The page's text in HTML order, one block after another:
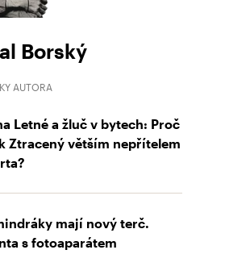
Borský
AUTORA
Letné a žluč v bytech: Proč
Ztracený větším nepřítelem
mají nový terč.
s fotoaparátem